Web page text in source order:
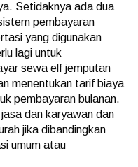
Setidaknya ada dua
pembayaran
yang digunakan
lagi untuk
sewa elf jemputan
menentukan tarif biaya
pembayaran bulanan.
dan karyawan dan
jika dibandingkan
umum atau